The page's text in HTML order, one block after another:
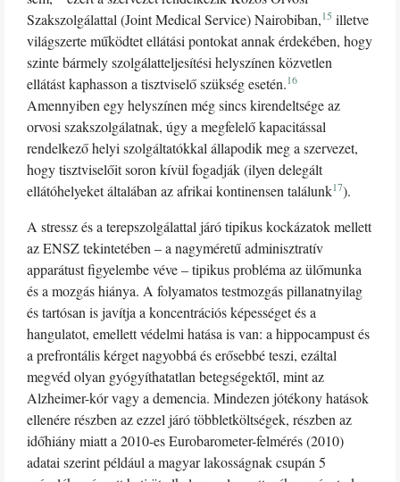
Szakszolgálattal (Joint Medical Service) Nairobiban,15 illetve
világszerte működtet ellátási pontokat annak érdekében, hogy
szinte bármely szolgálatteljesítési helyszínen közvetlen
ellátást kaphasson a tisztviselő szükség esetén.16
Amennyiben egy helyszínen még sincs kirendeltsége az
orvosi szakszolgálatnak, úgy a megfelelő kapacitással
rendelkező helyi szolgáltatókkal állapodik meg a szervezet,
hogy tisztviselőit soron kívül fogadják (ilyen delegált
ellátóhelyeket általában az afrikai kontinensen találunk17).
A stressz és a terepszolgálattal járó tipikus kockázatok mellett
az ENSZ tekintetében – a nagyméretű adminisztratív
apparátust figyelembe véve – tipikus probléma az ülőmunka
és a mozgás hiánya. A folyamatos testmozgás pillanatnyilag
és tartósan is javítja a koncentrációs képességet és a
hangulatot, emellett védelmi hatása is van: a hippocampust és
a prefrontális kérget nagyobbá és erősebbé teszi, ezáltal
megvéd olyan gyógyíthatatlan betegségektől, mint az
Alzheimer-kór vagy a demencia. Mindezen jótékony hatások
ellenére részben az ezzel járó többletköltségek, részben az
időhiány miatt a 2010-es Eurobarometer-felmérés (2010)
adatai szerint például a magyar lakosságnak csupán 5